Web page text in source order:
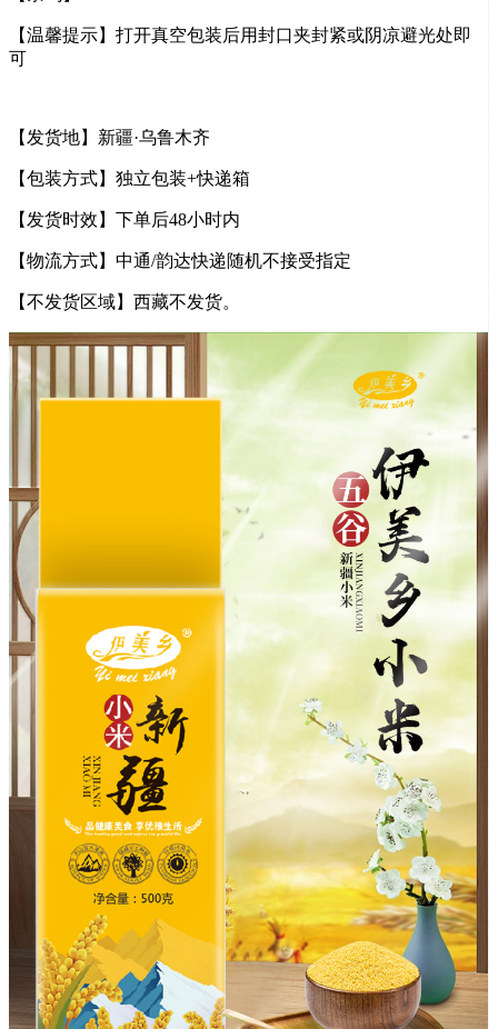
【温馨提示】打开真空包装后用封口夹封紧或阴凉避光处即
可
【发货地】新疆·乌鲁木齐
【包装方式】独立包装+快递箱
【发货时效】下单后48小时内
【物流方式】中通/韵达快递随机不接受指定
【不发货区域】西藏不发货。